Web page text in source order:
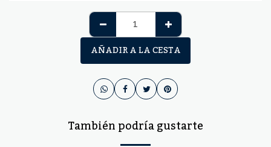
AÑADIR A LA CESTA
También podría gustarte